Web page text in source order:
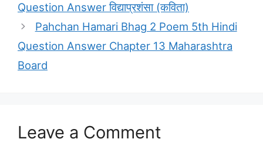
Question Answer विद्याप्रशंसा (कविता)
Pahchan Hamari Bhag 2 Poem 5th Hindi
Question Answer Chapter 13 Maharashtra
Board
Leave a Comment